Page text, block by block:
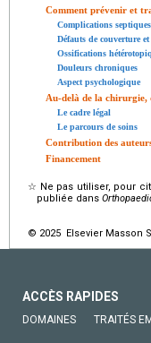
Comment prévenir et
Complications septiques
Défauts de couverture
Ossifications
Douleurs chroniques
Aspect psychologique
Au-delà de la chirurgie,
Le cadre légal
Le parcours de soins
Contribution des
Financement
☆ Ne pas utiliser, pour
publiée dans
© 2025 Elsevier Masson
ACCÈS RAPIDES
DOMAINES TRAITÉS